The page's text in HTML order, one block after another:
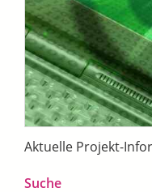
Aktuelle Projekt-
Suche